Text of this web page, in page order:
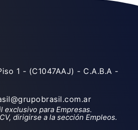
1 - (C1047AAJ) - C.A.B.A -
exclusivo para Empresas.
dirigirse a la sección Empleos.